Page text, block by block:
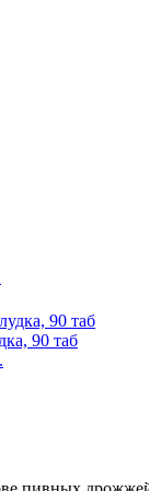
90 таб